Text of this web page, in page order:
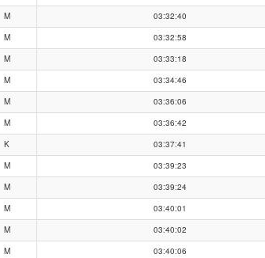
M 03:32:40
M 03:32:58
M 03:33:18
M 03:34:46
M 03:36:06
M 03:36:42
K 03:37:41
M 03:39:23
M 03:39:24
M 03:40:01
M 03:40:02
M 03:40:06